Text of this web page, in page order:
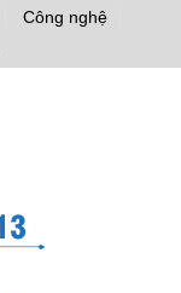
Công nghệ